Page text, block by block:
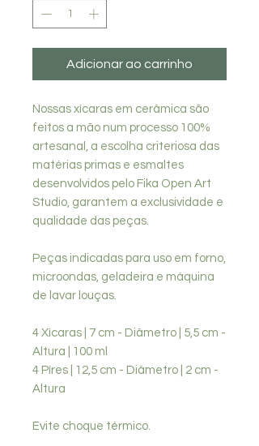
Adicionar ao carrinho
Nossas xícaras em cerâmica são
feitos a mão num processo 100%
artesanal, a escolha criteriosa das
matérias primas e esmaltes
desenvolvidos pelo Fika Open Art
Studio, garantem a exclusividade e
qualidade das peças.
Peças indicadas para uso em forno,
microondas, geladeira e máquina
de lavar louças.
4 Xícaras | 7 cm - Diâmetro | 5,5 cm -
Altura | 100 ml
4 Píres | 12,5 cm - Diâmetro | 2 cm -
Altura
Evite choque térmico.